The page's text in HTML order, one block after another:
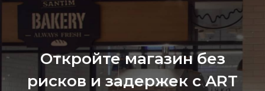
Откройте магазин без
рисков и задержек с ART